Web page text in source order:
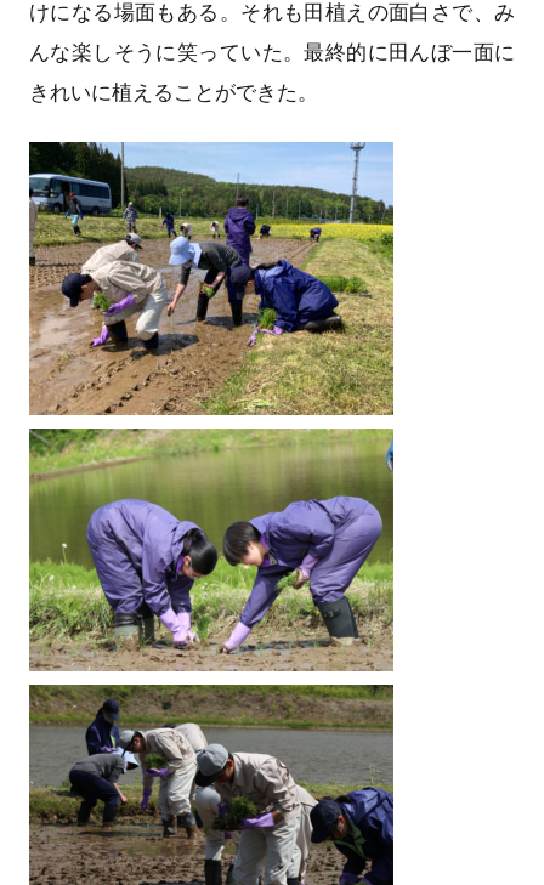
けになる場面もある。それも田植えの面白さで、み
んな楽しそうに笑っていた。最終的に田んぼ一面に
きれいに植えることができた。